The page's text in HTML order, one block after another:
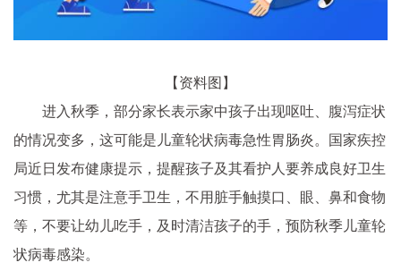
【资料图】
进入秋季，部分家长表示家中孩子出现呕吐、腹泻症状
的情况变多，这可能是儿童轮状病毒急性胃肠炎。国家疾控
局近日发布健康提示，提醒孩子及其看护人要养成良好卫生
习惯，尤其是注意手卫生，不用脏手触摸口、眼、鼻和食物
等，不要让幼儿吃手，及时清洁孩子的手，预防秋季儿童轮
状病毒感染。